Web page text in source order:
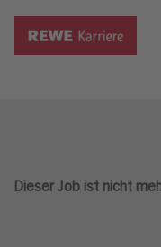
Dieser Job ist nicht